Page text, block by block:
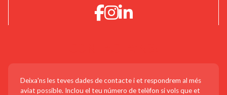
Deixa'ns les teves dades de contacte i et respondrem al més
aviat possible. Inclou el teu número de telèfon si vols que et